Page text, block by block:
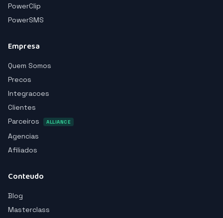
PowerClip
PowerSMS
Empresa
Quem Somos
Precos
Integracoes
Clientes
Parceiros
ALLIANCE
Agencias
Afiliados
Conteudo
Blog
Masterclass